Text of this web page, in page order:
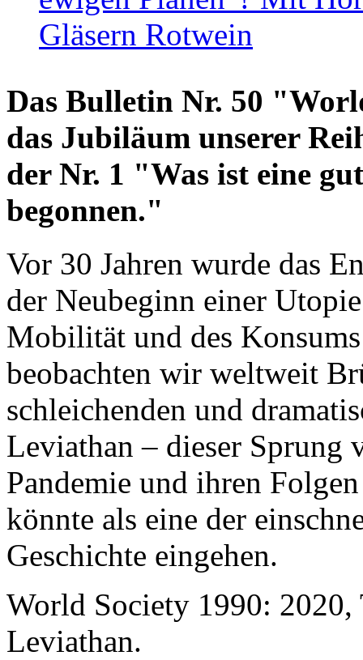
Gläsern Rotwein
Das Bulletin Nr. 50
das Jubiläum unserer
der Nr. 1 "Was ist eine
begonnen."
Vor 30 Jahren wurde das
der Neubeginn einer
Mobilität und des
beobachten wir weltweit
schleichenden und
Leviathan – dieser Sprung
Pandemie und ihren
könnte als eine der
Geschichte eingehen.
World Society 1990: 2020,
Leviathan.